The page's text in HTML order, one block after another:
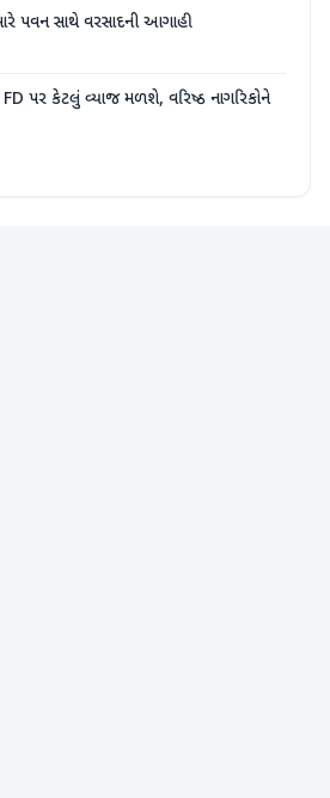
પવન સાથે વરસાદની આગાહી
FD પર કેટલું વ્યાજ મળશે, વરિષ્ઠ નાગરિકોને